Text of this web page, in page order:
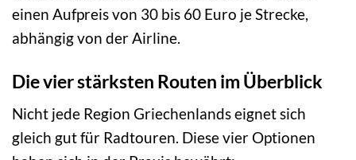
einen Aufpreis von 30 bis 60 Euro je Strecke,
abhängig von der Airline.
Die vier stärksten Routen im Überblick
Nicht jede Region Griechenlands eignet sich
gleich gut für Radtouren. Diese vier Optionen